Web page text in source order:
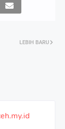
LEBIH BARU